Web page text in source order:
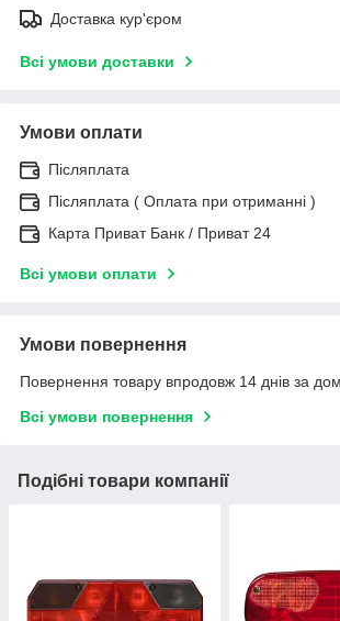
Доставка кур'єром
Всі умови доставки
Умови оплати
Післяплата
Післяплата ( Оплата при отриманні )
Карта Приват Банк / Приват 24
Всі умови оплати
Умови повернення
Повернення товару впродовж 14 днів за
Всі умови повернення
Подібні товари компанії